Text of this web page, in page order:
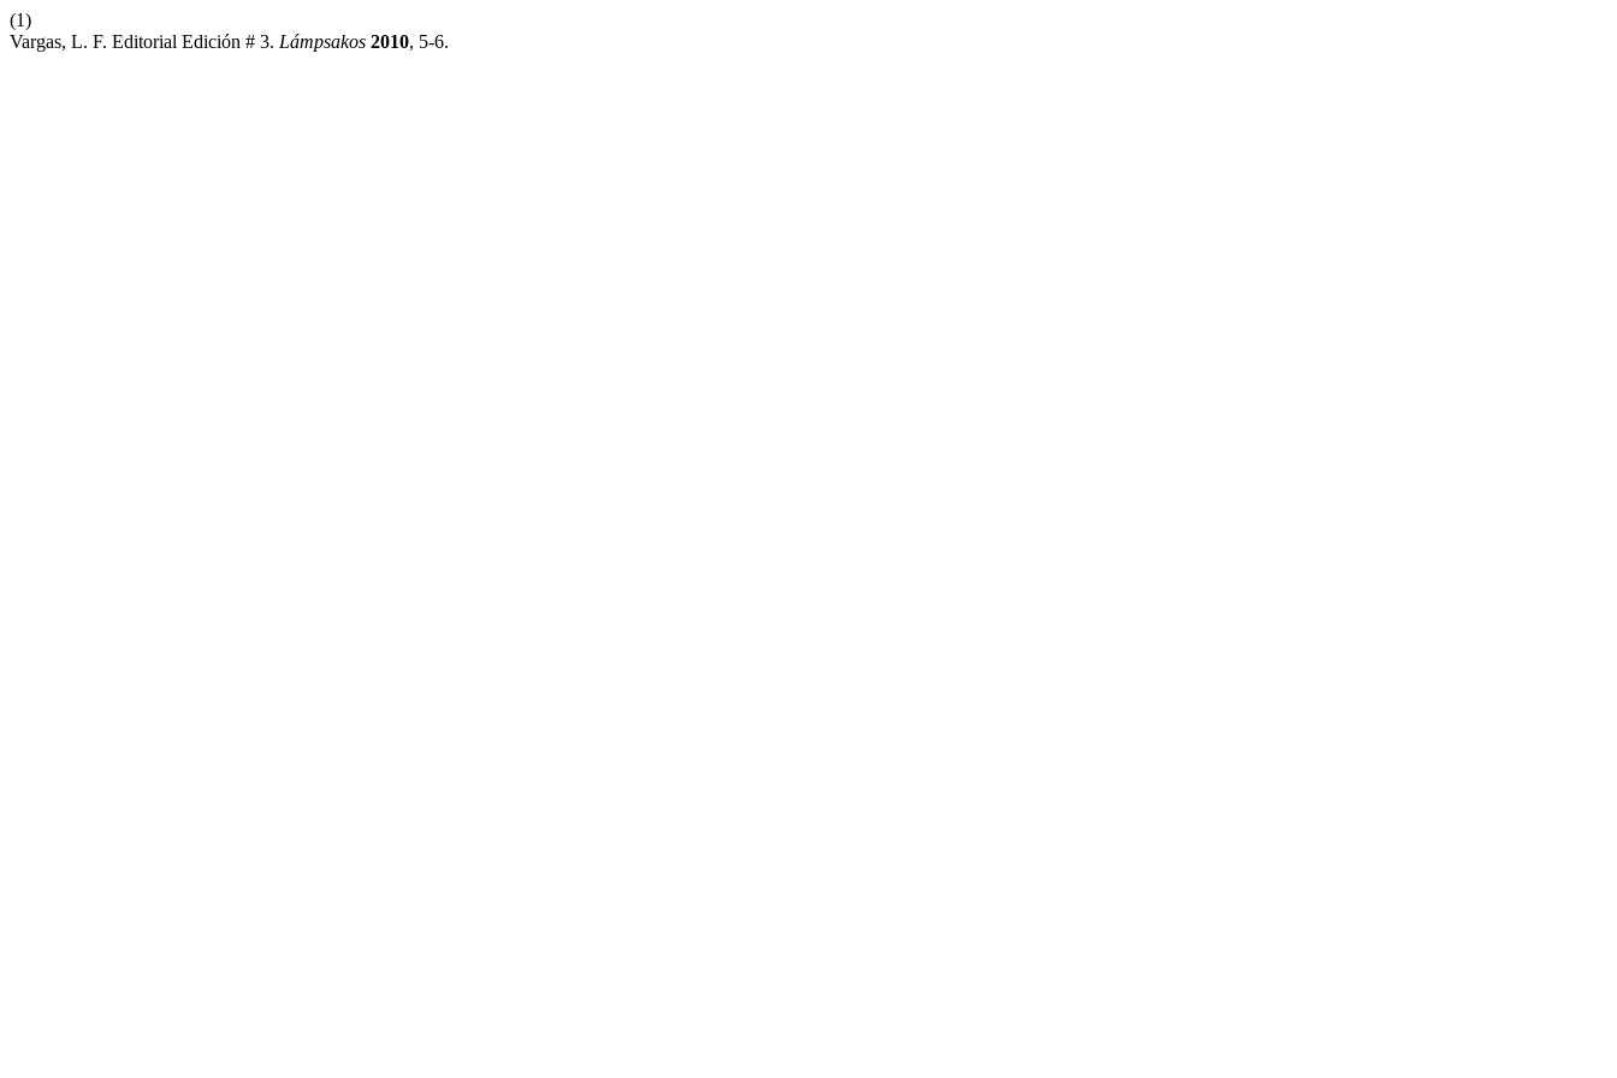
(1)
Vargas, L. F. Editorial Edición # 3. Lámpsakos 2010, 5-6.